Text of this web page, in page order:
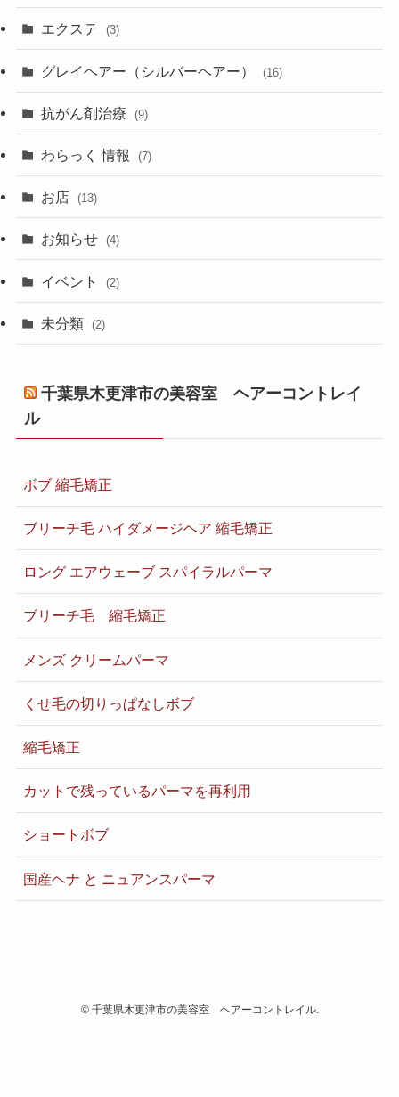
エクステ (3)
グレイヘアー（シルバーヘアー） (16)
抗がん剤治療 (9)
わらっく 情報 (7)
お店 (13)
お知らせ (4)
イベント (2)
未分類 (2)
千葉県木更津市の美容室 ヘアーコントレイ
ル
ボブ 縮毛矯正
ブリーチ毛 ハイダメージヘア 縮毛矯正
ロング エアウェーブ スパイラルパーマ
ブリーチ毛 縮毛矯正
メンズ クリームパーマ
くせ毛の切りっぱなしボブ
縮毛矯正
カットで残っているパーマを再利用
ショートボブ
国産ヘナ と ニュアンスパーマ
©千葉県木更津市の美容室 ヘアーコントレイル.